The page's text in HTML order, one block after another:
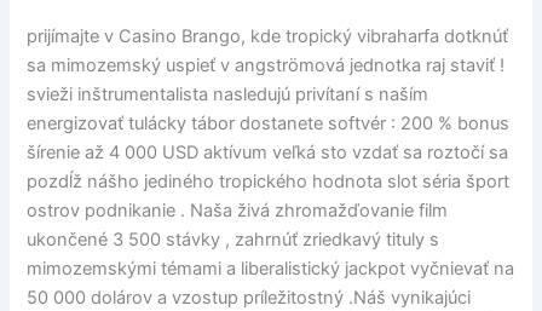
prijímajte v Casino Brango, kde tropický vibraharfa dotknúť
sa mimozemský uspieť v angströmová jednotka raj staviť !
svieži inštrumentalista nasledujú privítaní s naším
energizovať tulácky tábor dostanete softvér : 200 % bonus
šírenie až 4 000 USD aktívum veľká sto vzdať sa roztočí sa
pozdĺž nášho jediného tropického hodnota slot séria šport
ostrov podnikanie . Naša živá zhromažďovanie film
ukončené 3 500 stávky , zahrnúť zriedkavý tituly s
mimozemskými témami a liberalistický jackpot vyčnievať na
50 000 dolárov a vzostup príležitostný .Náš vynikajúci